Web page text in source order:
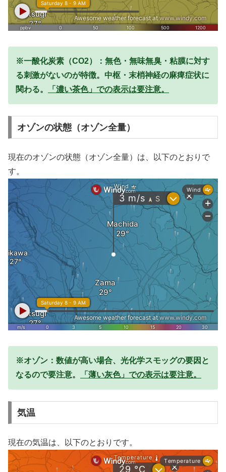
※一酸化炭素（CO2）：無色・無味無臭・粘膜に対す
る刺激がないのが特徴。中枢・末梢神経の麻痺症状に
関わる。
「濃い茶色」での表示は要注意。
オゾンの状態（オゾン全量）
現在のオゾンの状態（オゾン全量）は、以下のとおりで
す。
※オゾン：数値が高い場合、光化学スモッグの要因と
なるので要注意。
「薄い灰色」での表示は要注意。
気温
現在の気温は、以下のとおりです。